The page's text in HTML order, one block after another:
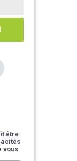
être
vous